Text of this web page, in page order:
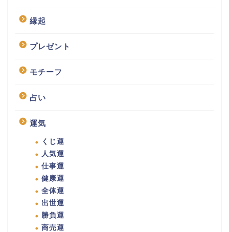
縁起
プレゼント
モチーフ
占い
運気
くじ運
人気運
仕事運
健康運
全体運
出世運
勝負運
商売運